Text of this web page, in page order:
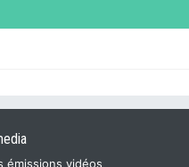
émissions vidéos